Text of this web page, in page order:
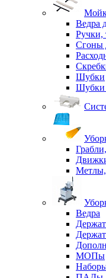
Ведра
Ручки,
Сгоны
Шубки
Шубки
Метлы,
Ведра
МОПы